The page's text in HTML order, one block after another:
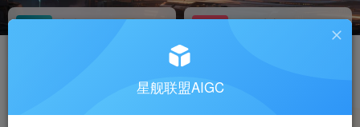
加入会员 工作流主页
每周免费工作流体验
星舰联盟AIGC